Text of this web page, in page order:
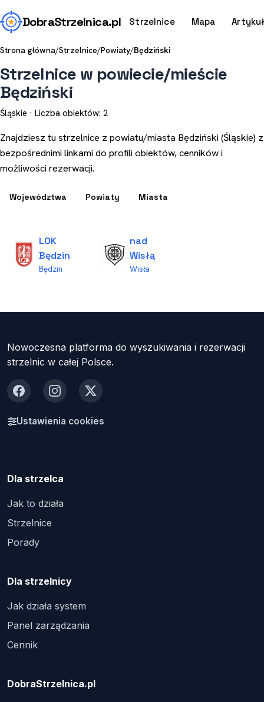
DobraStrzelnica.pl Strzelnice Mapa
Strona główna/Strzelnice/Powiaty/Będziński
Strzelnice w powiecie/mieście
Będziński
Śląskie · Liczba obiektów: 2
Znajdziesz tu strzelnice z powiatu/miasta Będziński (Śląskie) z
bezpośrednimi linkami do profili obiektów, cenników i
możliwości rezerwacji.
Województwa Powiaty Miasta
LOK
Będzin
Będzin
nad
Wisłą
Wisła
Nowoczesna platforma do wyszukiwania i rezerwacji
strzelnic w całej Polsce.
FacebookInstagram
X
Ustawienia cookies
Dla strzelca
Jak to działa
Strzelnice
Porady
Dla strzelnicy
Jak działa system
Panel zarządzania
Cennik
DobraStrzelnica.pl